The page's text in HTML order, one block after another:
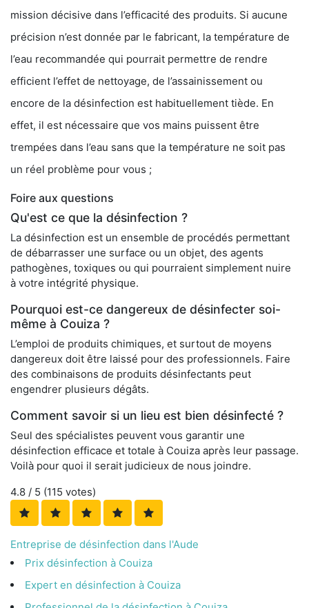
mission décisive dans l’efficacité des produits. Si aucune
précision n’est donnée par le fabricant, la température de
l’eau recommandée qui pourrait permettre de rendre
efficient l’effet de nettoyage, de l’assainissement ou
encore de la désinfection est habituellement tiède. En
effet, il est nécessaire que vos mains puissent être
trempées dans l’eau sans que la température ne soit pas
un réel problème pour vous ;
Foire aux questions
Qu'est ce que la désinfection ?
La désinfection est un ensemble de procédés permettant
de débarrasser une surface ou un objet, des agents
pathogènes, toxiques ou qui pourraient simplement nuire
à votre intégrité physique.
Pourquoi est-ce dangereux de désinfecter soi-
même à Couiza ?
L’emploi de produits chimiques, et surtout de moyens
dangereux doit être laissé pour des professionnels. Faire
des combinaisons de produits désinfectants peut
engendrer plusieurs dégâts.
Comment savoir si un lieu est bien désinfecté ?
Seul des spécialistes peuvent vous garantir une
désinfection efficace et totale à Couiza après leur passage.
Voilà pour quoi il serait judicieux de nous joindre.
4.8 / 5 (115 votes)
Entreprise de désinfection dans l'Aude
Prix désinfection à Couiza
Expert en désinfection à Couiza